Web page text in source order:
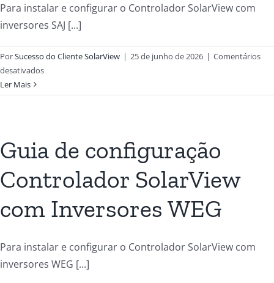
Para instalar e configurar o Controlador SolarView com
inversores SAJ [...]
PorSucesso do Cliente SolarView | 25 de junho de 2026 | Comentários
desativados
Ler Mais
Guia de configuração
Controlador SolarView
com Inversores WEG
Para instalar e configurar o Controlador SolarView com
inversores WEG [...]